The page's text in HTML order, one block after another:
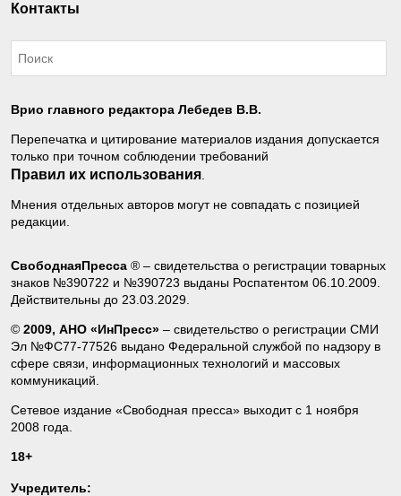
Контакты
Врио главного редактора Лебедев В.В.
Перепечатка и цитирование материалов издания допускается
только при точном соблюдении требований
Правил их использования
Мнения отдельных авторов могут не совпадать с позицией
редакции.
СвободнаяПресса ® – свидетельства о регистрации товарных
знаков №390722 и №390723 выданы Роспатентом 06.10.2009.
Действительны до 23.03.2029.
© 2009, АНО «ИнПресс» – свидетельство о регистрации СМИ
Эл №ФС77-77526 выдано Федеральной службой по надзору в
сфере связи, информационных технологий и массовых
коммуникаций.
Сетевое издание «Свободная пресса» выходит с 1 ноября
2008 года.
18+
Учредитель: